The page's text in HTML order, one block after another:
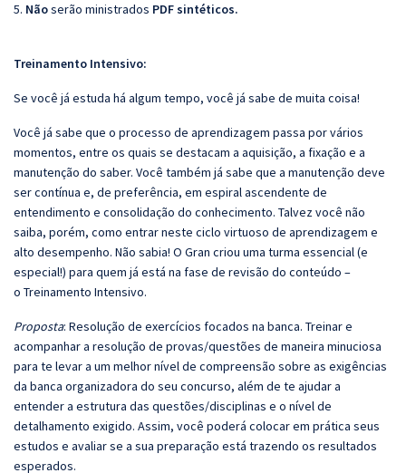
5. Nãoserão ministrados PDF sintéticos.
Treinamento Intensivo:
Se você já estuda há algum tempo, você já sabe de muita coisa!
Você já sabe que o processo de aprendizagem passa por vários
momentos, entre os quais se destacam a aquisição, a fixação e a
manutenção do saber. Você também já sabe que a manutenção deve
ser contínua e, de preferência, em espiral ascendente de
entendimento e consolidação do conhecimento. Talvez você não
saiba, porém, como entrar neste ciclo virtuoso de aprendizagem e
alto desempenho. Não sabia! O Gran criou uma turma essencial (e
especial!) para quem já está na fase de revisão do conteúdo –
o Treinamento Intensivo.
Proposta: Resolução de exercícios focados na banca. Treinar e
acompanhar a resolução de provas/questões de maneira minuciosa
para te levar a um melhor nível de compreensão sobre as exigências
da banca organizadora do seu concurso, além de te ajudar a
entender a estrutura das questões/disciplinas e o nível de
detalhamento exigido. Assim, você poderá colocar em prática seus
estudos e avaliar se a sua preparação está trazendo os resultados
esperados.